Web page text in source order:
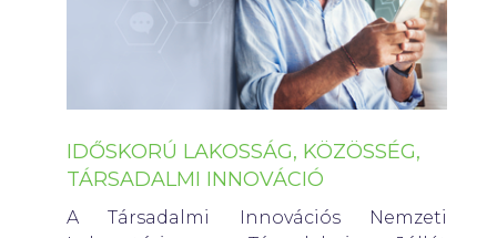
IDŐSKORÚ LAKOSSÁG, KÖZÖSSÉG,
TÁRSADALMI INNOVÁCIÓ
A Társadalmi Innovációs Nemzeti